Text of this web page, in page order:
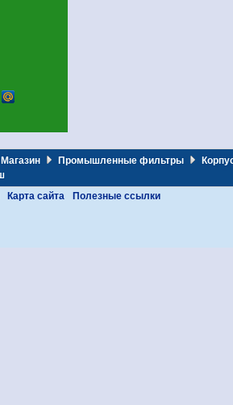
Магазин Промышленные фильтры
Карта сайта Полезные ссылки